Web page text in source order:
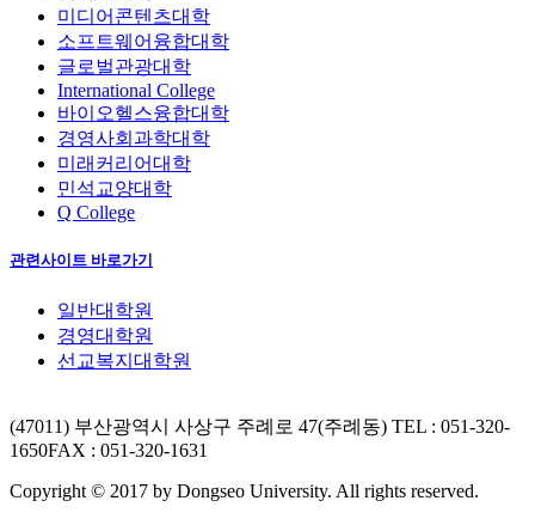
미디어콘텐츠대학
소프트웨어융합대학
글로벌관광대학
International College
바이오헬스융합대학
경영사회과학대학
미래커리어대학
민석교양대학
Q College
관련사이트 바로가기
일반대학원
경영대학원
선교복지대학원
(47011) 부산광역시 사상구 주례로 47(주례동) TEL : 051-320-
1650FAX : 051-320-1631
Copyright © 2017 by Dongseo University. All rights reserved.